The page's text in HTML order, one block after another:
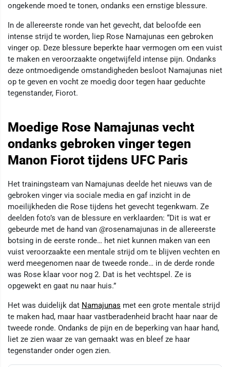
ongekende moed te tonen, ondanks een ernstige blessure.
In de allereerste ronde van het gevecht, dat beloofde een
intense strijd te worden, liep Rose Namajunas een gebroken
vinger op. Deze blessure beperkte haar vermogen om een vuist
te maken en veroorzaakte ongetwijfeld intense pijn. Ondanks
deze ontmoedigende omstandigheden besloot Namajunas niet
op te geven en vocht ze moedig door tegen haar geduchte
tegenstander, Fiorot.
Moedige Rose Namajunas vecht
ondanks gebroken vinger tegen
Manon Fiorot tijdens UFC Paris
Het trainingsteam van Namajunas deelde het nieuws van de
gebroken vinger via sociale media en gaf inzicht in de
moeilijkheden die Rose tijdens het gevecht tegenkwam. Ze
deelden foto’s van de blessure en verklaarden: “Dit is wat er
gebeurde met de hand van @rosenamajunas in de allereerste
botsing in de eerste ronde… het niet kunnen maken van een
vuist veroorzaakte een mentale strijd om te blijven vechten en
werd meegenomen naar de tweede ronde… in de derde ronde
was Rose klaar voor nog 2. Dat is het vechtspel. Ze is
opgewekt en gaat nu naar huis.”
Het was duidelijk dat Namajunas met een grote mentale strijd
te maken had, maar haar vastberadenheid bracht haar naar de
tweede ronde. Ondanks de pijn en de beperking van haar hand,
liet ze zien waar ze van gemaakt was en bleef ze haar
tegenstander onder ogen zien.